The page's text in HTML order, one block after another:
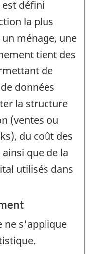
défini
la plus
ménage, une
tient des
de
données
la structure
(ventes ou
du coût des
que de la
utilisés dans
ne s'applique